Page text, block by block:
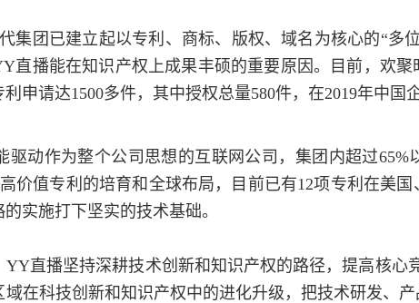
集团已建立起以专利、商标、版权、域名为核心的“多
直播能在知识产权上成果丰硕的重要原因。目前，欢聚
申请达1500多件，其中授权总量580件，在2019年中国
驱动作为整个公司思想的互联网公司，集团内超过
价值专利的培育和全球布局，目前已有12项专利在美
实施打下坚实的技术基础。
直播坚持深耕技术创新和知识产权的路径，提高核心
在科技创新和知识产权中的进化升级，把技术研发、